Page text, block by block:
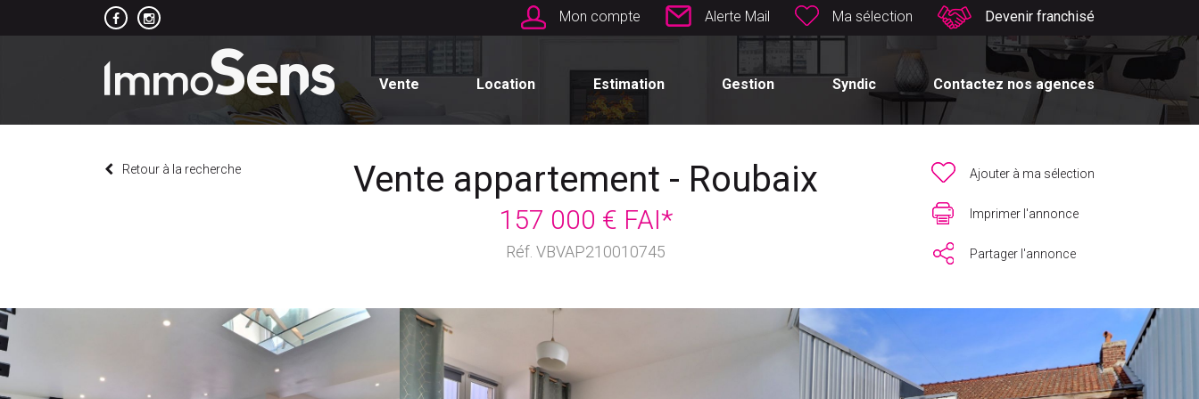
Mon compte Alerte Mail Ma sélection Devenir franchisé
Vente Location Estimation Gestion Syndic Contactez nos agences
Retour à la recherche Vente appartement - Roubaix
157 000 € FAI*
Réf. VBVAP210010745
Ajouter à ma sélection
Imprimer l'annonce
Partager l'annonce